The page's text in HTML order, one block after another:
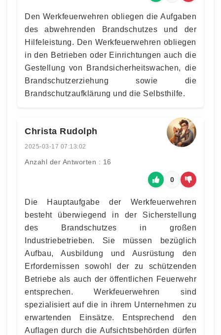
Den Werkfeuerwehren obliegen die Aufgaben
des abwehrenden Brandschutzes und der
Hilfeleistung. Den Werkfeuerwehren obliegen
in den Betrieben oder Einrichtungen auch die
Gestellung von Brandsicherheitswachen, die
Brandschutzerziehung sowie die
Brandschutzaufklärung und die Selbsthilfe.
Christa Rudolph
2025-03-17 07:13:02
Anzahl der Antworten : 16
0
Die Hauptaufgabe der Werkfeuerwehren
besteht überwiegend in der Sicherstellung
des Brandschutzes in großen
Industriebetrieben. Sie müssen bezüglich
Aufbau, Ausbildung und Ausrüstung den
Erfordernissen sowohl der zu schützenden
Betriebe als auch der öffentlichen Feuerwehr
entsprechen. Werkfeuerwehren sind
spezialisiert auf die in ihrem Unternehmen zu
erwartenden Einsätze. Entsprechend den
Auflagen durch die Aufsichtsbehörden dürfen